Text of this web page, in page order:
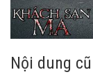
Nội dung